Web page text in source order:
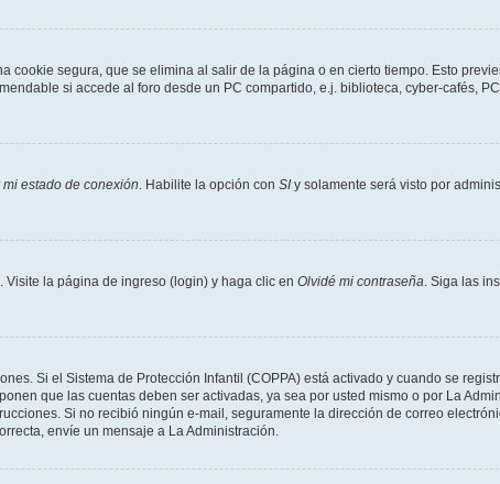
cookie segura, que se elimina al salir de la página o en cierto tiempo. Esto
si accede al foro desde un PC compartido, e.j. biblioteca, cyber-cafés,
mi estado de conexión. Habilite la opción con SI y solamente será visto por
Visite la página de ingreso (login) y haga clic en Olvidé mi contraseña. Siga las
Si el Sistema de Protección Infantil (COPPA) está activado y cuando se
que las cuentas deben ser activadas, ya sea por usted mismo o por La
Si no recibió ningún e-mail, seguramente la dirección de correo
envíe un mensaje a La Administración.